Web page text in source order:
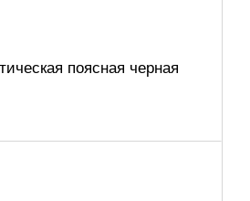
поясная черная